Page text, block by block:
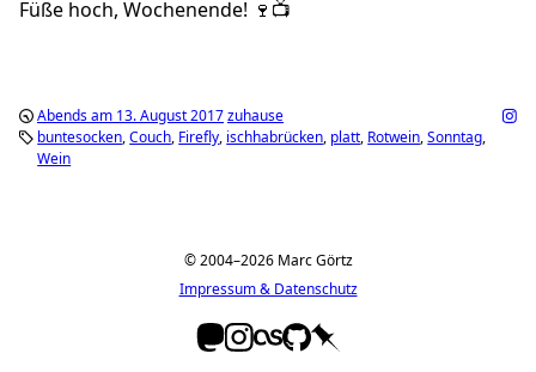
Füße hoch, Wochenende! 🍷📺
Abends am 13. August 2017zuhause
buntesocken Couch Firefly ischhabrücken platt Rotwein Sonntag
Wein
© 2004–2026 Marc Görtz
Impressum & Datenschutz